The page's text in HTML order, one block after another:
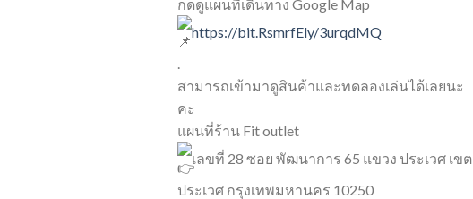
กดดูแผนที่เดินทาง Google Map
https://bit.RsmrfEly/3urqdMQ
สามารถเข้ามาดูสินค้าและทดลองเล่นได้เลยนะ
คะ
แผนที่ร้าน Fit outlet
เลขที่ 28 ซอย พัฒนาการ 65 แขวง ประเวศ เขต
ประเวศ กรุงเทพมหานคร 10250